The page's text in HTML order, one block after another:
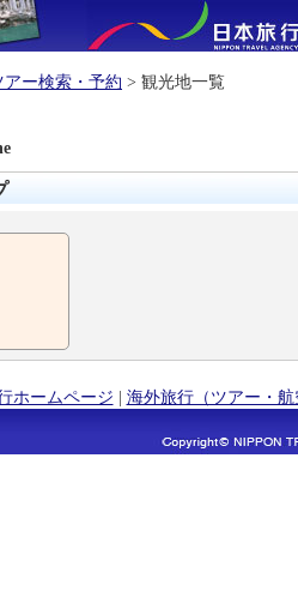
アー検索・予約 > 観光地一覧
ホームページ | 海外旅行（ツアー・航